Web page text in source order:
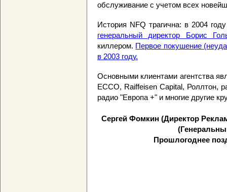
обслуживание с учетом всех
История NFQ трагична: в 2004
генеральный директор Борис
киллером. Первое покушение
в 2003 году.
Основными клиентами агентства
ECCO, Raiffeisen Capital, Роллтон,
радио "Европа +" и многие другие
Сергей Фомкин (Директор
Прошлогоднее